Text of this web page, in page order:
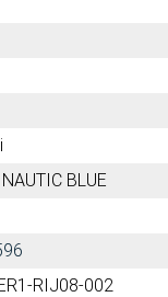
BLUE
RIJ08-002